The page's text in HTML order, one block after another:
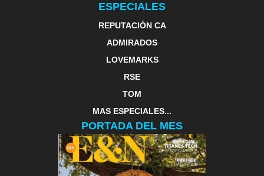
ESPECIALES
REPUTACIÓN CA
ADMIRADOS
LOVEMARKS
RSE
TOM
MAS ESPECIALES...
PORTADA DEL MES